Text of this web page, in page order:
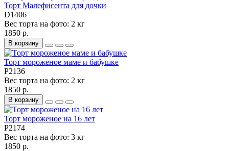
Торт Малефисента для дочки
D1406
Вес торта на фото: 2 кг
1850 р.
В корзину
Торт мороженое маме и бабушке
P2136
Вес торта на фото: 2 кг
1850 р.
В корзину
Торт мороженое на 16 лет
P2174
Вес торта на фото: 3 кг
1850 р.